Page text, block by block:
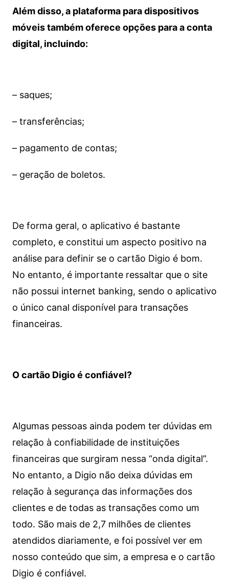
Além disso, a plataforma para dispositivos
móveis também oferece opções para a conta
digital, incluindo:
– saques;
– transferências;
– pagamento de contas;
– geração de boletos.
De forma geral, o aplicativo é bastante
completo, e constitui um aspecto positivo na
análise para definir se o cartão Digio é bom.
No entanto, é importante ressaltar que o site
não possui internet banking, sendo o aplicativo
o único canal disponível para transações
financeiras.
O cartão Digio é confiável?
Algumas pessoas ainda podem ter dúvidas em
relação à confiabilidade de instituições
financeiras que surgiram nessa “onda digital”.
No entanto, a Digio não deixa dúvidas em
relação à segurança das informações dos
clientes e de todas as transações como um
todo. São mais de 2,7 milhões de clientes
atendidos diariamente, e foi possível ver em
nosso conteúdo que sim, a empresa e o cartão
Digio é confiável.